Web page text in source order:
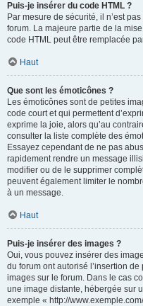
Puis-je insérer du code HTML ?
Par mesure de sécurité, il n’est
forum. La majeure partie de la
code HTML peut être remplacée
Haut
Que sont les émoticônes ?
Les émoticônes sont de petites
code court et qui permettent
exprime la joie, alors qu’au
consulter la liste complète des
Essayez cependant de ne pas
rapidement rendre un message
modifier ou de le supprimer
peuvent également limiter le
à un message.
Haut
Puis-je insérer des images ?
Oui, vous pouvez insérer des
du forum ont autorisé l’insertion
images sur le forum. Dans le cas
une image distante, hébergée sur
exemple « http://